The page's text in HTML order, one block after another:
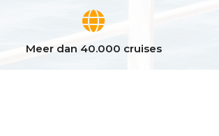
Meer dan 40.000 cruises